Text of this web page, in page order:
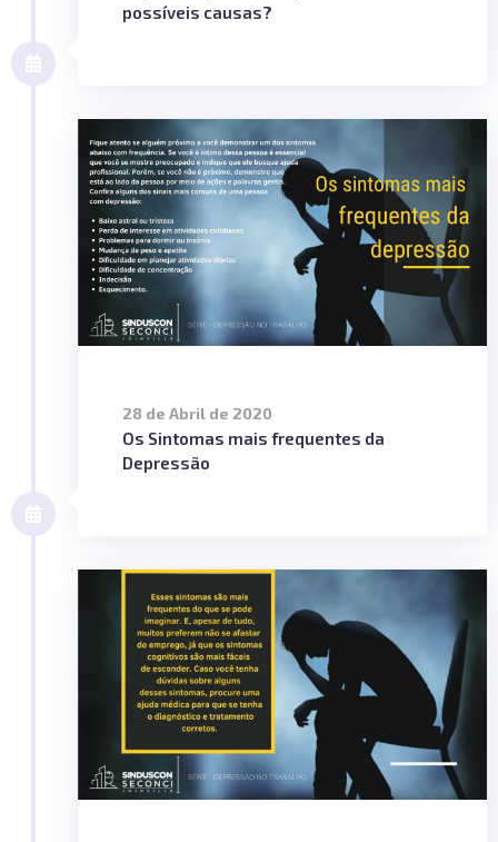
possíveis causas?
28 de Abril de 2020
Os Sintomas mais frequentes da
Depressão